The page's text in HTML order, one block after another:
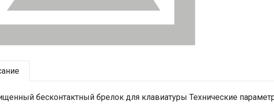
бесконтактный брелок для клавиатуры Технические